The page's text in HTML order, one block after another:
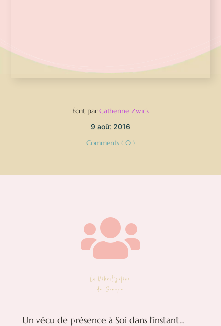
Écrit parCatherine Zwick
9 août 2016
Comments ( 0 )

La Vibralisation
de Groupe
Un vécu de présence à Soi dans l’instant…